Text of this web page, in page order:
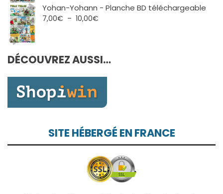
10,00€
prix :
Yohan-Yohann - Planche BD téléchargeable
7,00€ – 10,00€
à
DÉCOUVREZ AUSSI…
SITE HÉBERGÉ EN FRANCE